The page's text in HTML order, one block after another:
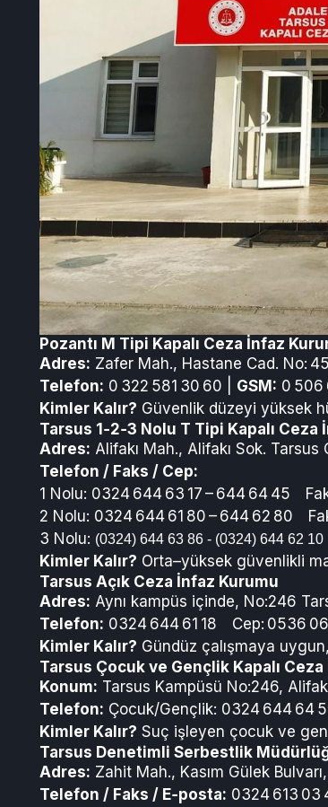
Pozantı M Tipi Kapalı Ceza İnfaz
Adres: Zafer Mah., Hastane Cad. No:
Telefon: 0 322 581 30 60 | GSM: 0 506
Kimler Kalır? Güvenlik düzeyi yüksek
Tarsus 1‑2‑3 Nolu T Tipi Kapalı Ceza
Adres: Alifakı Mah., Alifakı Sok.
Telefon / Faks / Cep:
1 Nolu: 0324 644 63 17 – 644 64 45
2 Nolu: 0324 644 61 80 – 644 62 80
3 Nolu: (0324) 644 63 86 - (0324) 644 62 10
Kimler Kalır? Orta–yüksek güvenlikli
Tarsus Açık Ceza İnfaz Kurumu
Adres: Aynı kampüs içinde, No:246
Telefon: 0324 644 61 18 Cep: 0536
Kimler Kalır? Gündüz çalışmaya
Tarsus Çocuk ve Gençlik Kapalı
Konum: Tarsus Kampüsü No:246,
Telefon: Çocuk/Gençlik: 0324 644 64
Kimler Kalır? Suç işleyen çocuk ve
Tarsus Denetimli Serbestlik
Adres: Zahit Mah., Kasım Gülek
Telefon / Faks / E‑posta: 0324 613